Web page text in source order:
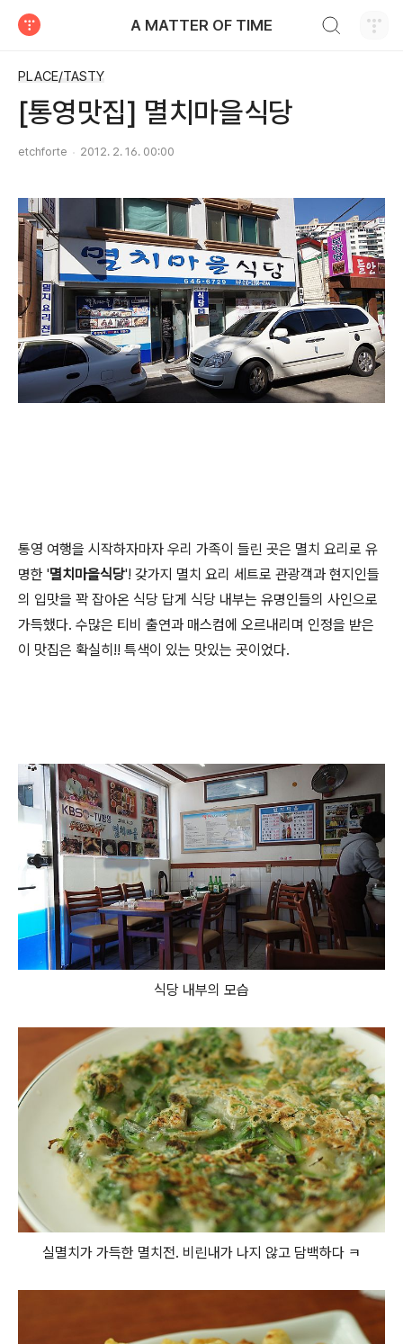
A MATTER OF TIME
PLACE/TASTY
[통영맛집] 멸치마을식당
etchforte 2012. 2. 16. 00:00
통영 여행을 시작하자마자 우리 가족이 들린 곳은 멸치 요리로 유
명한 '멸치마을식당'! 갖가지 멸치 요리 세트로 관광객과 현지인들
의 입맛을 꽉 잡아온 식당 답게 식당 내부는 유명인들의 사인으로
가득했다. 수많은 티비 출연과 매스컴에 오르내리며 인정을 받은
이 맛집은 확실히!! 특색이 있는 맛있는 곳이었다.
식당 내부의 모습
실멸치가 가득한 멸치전. 비린내가 나지 않고 담백하다 ㅋ